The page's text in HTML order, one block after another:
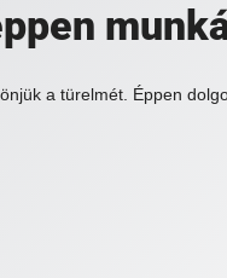
a türelmét. Éppen